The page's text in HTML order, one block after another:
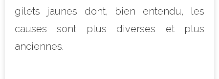
gilets jaunes dont, bien entendu, les
causes sont plus diverses et plus
anciennes.